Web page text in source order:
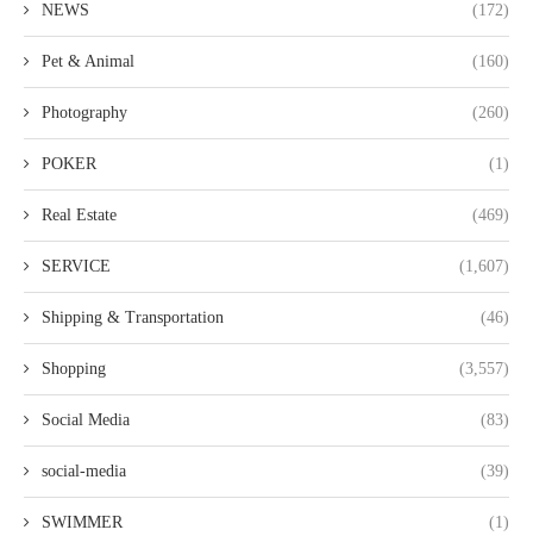
NEWS (172)
Pet & Animal (160)
Photography (260)
POKER (1)
Real Estate (469)
SERVICE (1,607)
Shipping & Transportation (46)
Shopping (3,557)
Social Media (83)
social-media (39)
SWIMMER (1)